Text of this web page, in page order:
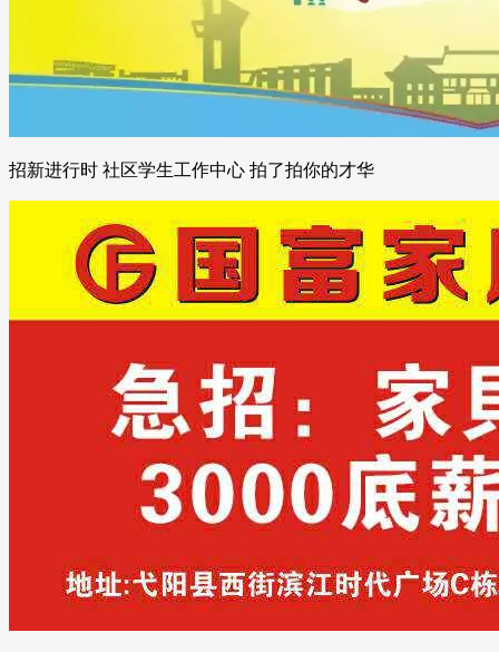
招新进行时 社区学生工作中心 拍了拍你的才华